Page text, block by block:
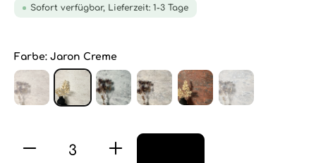
Sofort verfügbar, Lieferzeit: 1-3 Tage
Farbe: Jaron Creme